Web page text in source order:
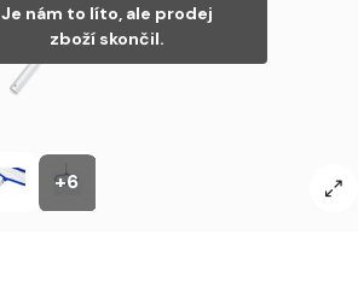
+6
Je nám to líto, ale prodej
zboží skončil.